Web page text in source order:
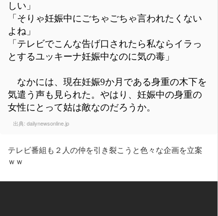
しい」
「そりゃ妊娠中にごちゃごちゃ言われたくない
よね」
「テレビでこんな告げ口されたら私ならイラっ
とするユッキーナ妊娠中なのに気の毒」
なかには、現在妊娠9か月である身重の木下を
気遣う声も見られた。やはり、妊娠中の身重の
女性にとって姑は敵なのだろうか。
出典: dailynewsonline.jp
テレビ番組も２人の仲を引き裂こうと色々な企画を立案
ｗｗ